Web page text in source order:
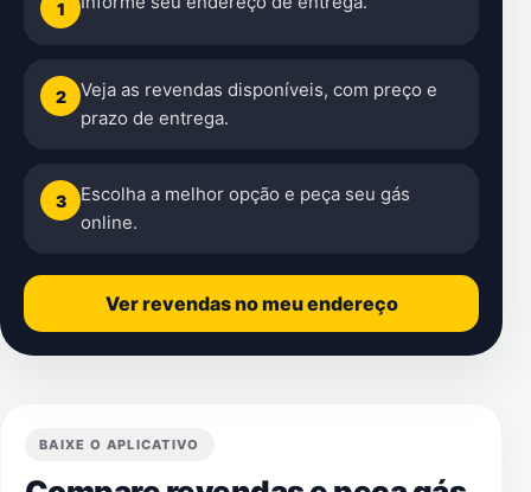
1
2
Veja as revendas disponíveis, com preço e
prazo de entrega.
3
Escolha a melhor opção e peça seu gás
online.
Ver revendas no meu endereço
BAIXE O APLICATIVO